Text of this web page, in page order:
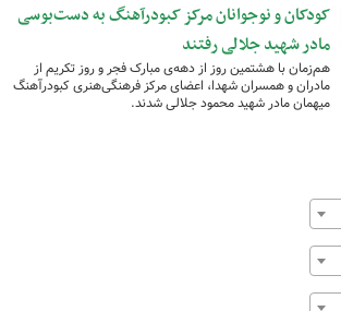
کودکان و نوجوانان مرکز کبودرآهنگ به دست‌بوسی
مادر شهید جلالی رفتند
هم‌زمان با هشتمین روز از دهه‌ی مبارک فجر و روز تکریم از
مادران و همسران شهدا، اعضای مرکز فرهنگی‌هنری کبودرآهنگ
میهمان مادر شهید محمود جلالی شدند.